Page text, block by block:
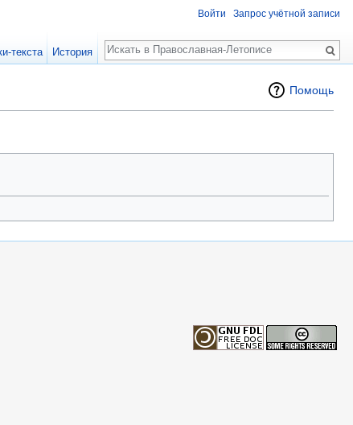
Помощь
Войти Запрос учётной записи
текста История
Поиск